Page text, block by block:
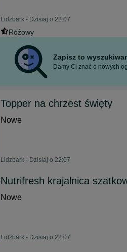
Lidzbark - Dzisiaj o 22:07
Różowy
Zapisz to
Damy Ci znać o nowych
Topper na chrzest święty
Nowe
Lidzbark - Dzisiaj o 22:07
Nutrifresh krajalnica
Nowe
Lidzbark - Dzisiaj o 22:07